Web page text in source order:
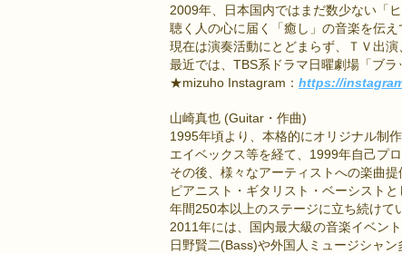
2009年、日本国内ではまだ数少ない「
聴く人の心に届く「癒し」の音楽を伝え
現在は演奏活動にとどまらず、ＴＶ出
最近では、TBS系ドラマ日曜劇場「ブ
★mizuho Instagram： https://
山崎真也 (Guitar・作曲)
1995年頃より、本格的にオリジナル制作
エイベックス等を経て、1999年自己プ
その後、様々なアーティストへの楽曲
ピアニスト・ギタリスト・ベーシスト
年間250本以上のステージに立ち続けて
2011年には、国内最大級の音楽イベン
日野賢二(Bass)や外国人ミュージシャ